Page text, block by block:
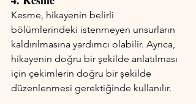
Kesme, hikayenin belirli
bölümlerindeki istenmeyen unsurların
kaldırılmasına yardımcı olabilir. Ayrıca,
hikayenin doğru bir şekilde anlatılması
için çekimlerin doğru bir şekilde
düzenlenmesi gerektiğinde kullanılır.